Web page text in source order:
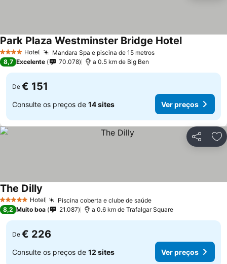
4 EstrelasHotel Mandara Spa e piscina de 15 metrosVer preços
Park Plaza Westminster Bridge HotelVer preços
8,7 Excelente 70.078 a 0.5 km de Big Ben
De € 151
Consulte os preços de 14 sites Ver preços
Partilhar
5 Estrelas Hotel Piscina coberta e clube de saúdeVer preços
The Dilly
8,2 Muito boa 21.087 a 0.6 km de Trafalgar Square
De € 226
Consulte os preços de 12 sites Ver preços